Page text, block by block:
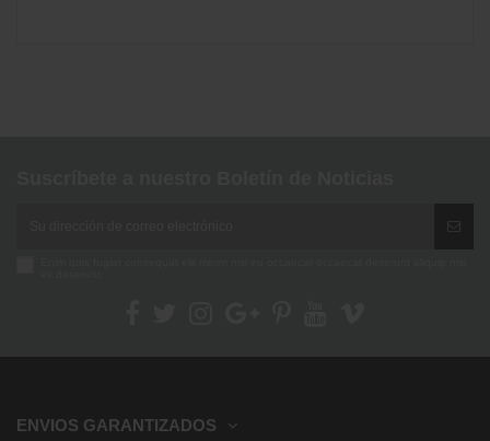
ENVIOS GARANTIZADOS